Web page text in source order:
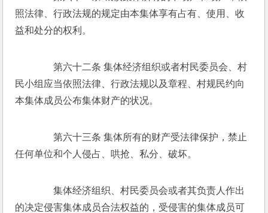
照法律、行政法规的规定由本集体享有占有、使用、收
益和处分的权利。
第六十二条 集体经济组织或者村民委员会、村
民小组应当依照法律、行政法规以及章程、村规民约向
本集体成员公布集体财产的状况。
第六十三条 集体所有的财产受法律保护，禁止
任何单位和个人侵占、哄抢、私分、破坏。
集体经济组织、村民委员会或者其负责人作出
的决定侵害集体成员合法权益的，受侵害的集体成员可